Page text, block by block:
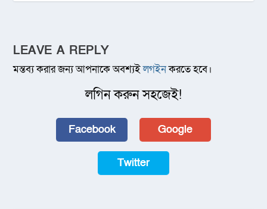
LEAVE A REPLY
মন্তব্য করার জন্য আপনাকে অবশ্যইলগইনকরতে হবে।
লগিন করুন সহজেই!
Facebook Google
Twitter